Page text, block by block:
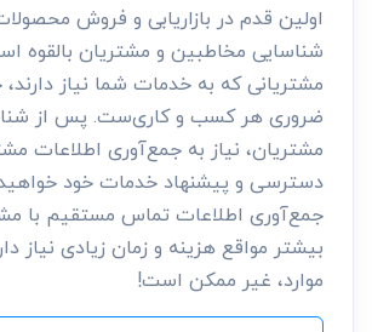
اولین قدم در بازاریابی و فروش
شناسایی مخاطبین و مشتریان بالقوه
مشتریانی که به خدمات شما نیاز دارند،
ضروری هر کسب و کاری‌ست. پس از
مشتریان، نیاز به جمع‌آوری اطلاعات
دسترسی و پیشنهاد خدمات خود
جمع‌آوری اطلاعات تماس مستقیم با
بیشتر مواقع هزینه و زمان زیادی نیاز
موارد، غیر ممکن است!